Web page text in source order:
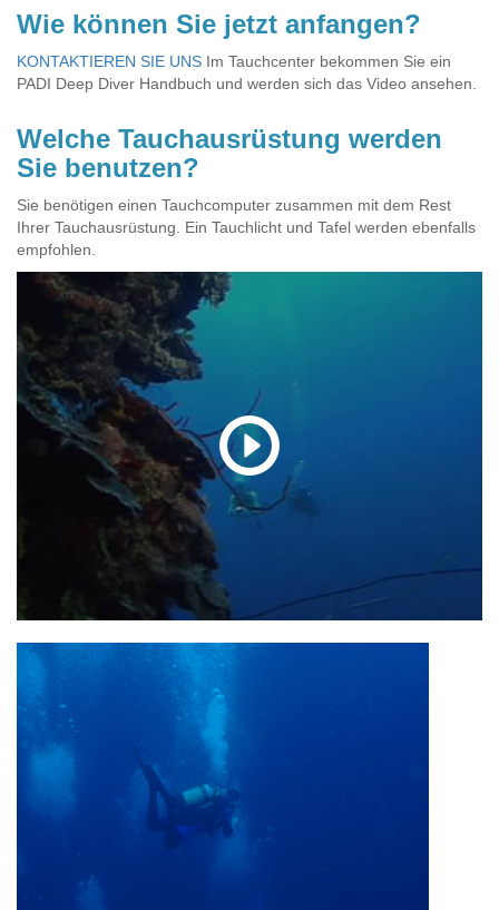
Wie können Sie jetzt anfangen?
KONTAKTIEREN SIE UNS Im Tauchcenter bekommen Sie ein
PADI Deep Diver Handbuch und werden sich das Video ansehen.
Welche Tauchausrüstung werden
Sie benutzen?
Sie benötigen einen Tauchcomputer zusammen mit dem Rest
Ihrer Tauchausrüstung. Ein Tauchlicht und Tafel werden ebenfalls
empfohlen.